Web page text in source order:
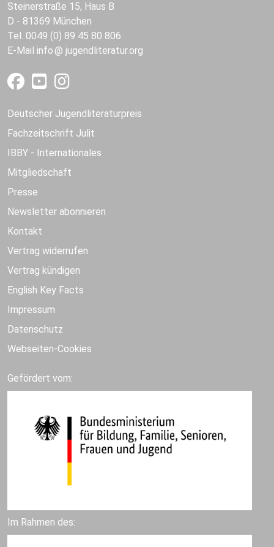
Steinerstraße 15, Haus B
D - 81369 München
Tel. 0049 (0) 89 45 80 806
E-Mail info jugendliteratur.org
Deutscher Jugendliteraturpreis
Fachzeitschrift Julit
IBBY - Internationales
Mitgliedschaft
Presse
Newsletter abonnieren
Kontakt
Vertrag widerrufen
Vertrag kündigen
English Key Facts
Impressum
Datenschutz
Webseiten-Cookies
Gefördert vom:
Im Rahmen des: